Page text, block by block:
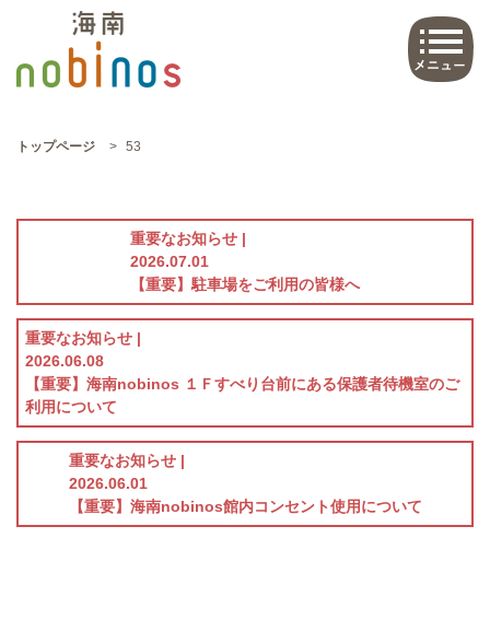
トップページ > 53
重要なお知らせ |
2026.07.01
【重要】駐車場をご利用の皆様へ
重要なお知らせ |
2026.06.08
【重要】海南nobinos １Ｆすべり台前にある保護者待機室のご
利用について
重要なお知らせ |
2026.06.01
【重要】海南nobinos館内コンセント使用について